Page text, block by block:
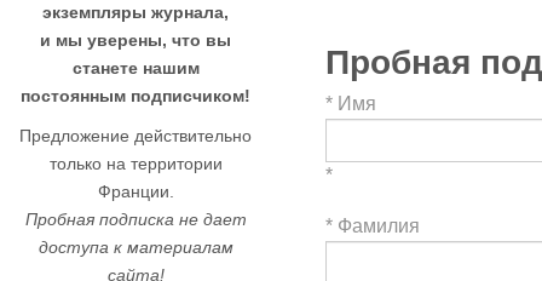
экземпляры журнала,
и мы уверены, что вы
станете нашим
постоянным подписчиком!
Предложение действительно
только на территории
Франции.
Пробная подписка не дает
доступа к материалам
сайта!
Пробная
* Имя
*
* Фамилия